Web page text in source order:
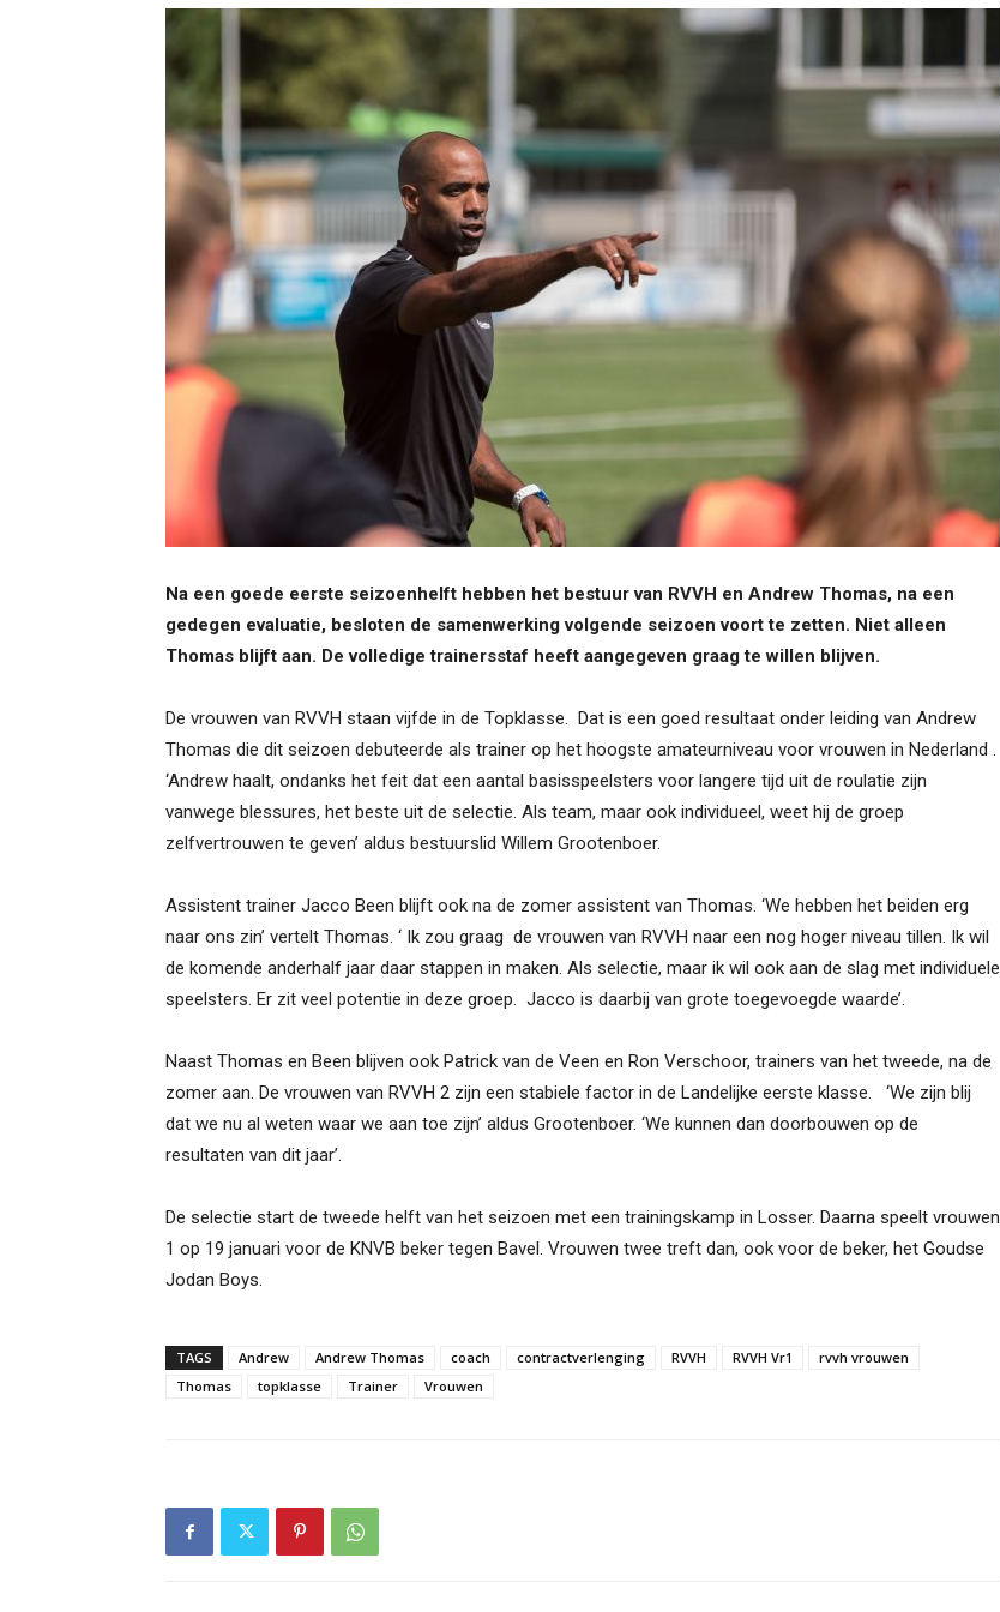
Na een goede eerste seizoenhelft hebben het bestuur van RVVH en Andrew Thomas, na een
gedegen evaluatie, besloten de samenwerking volgende seizoen voort te zetten. Niet alleen
Thomas blijft aan. De volledige trainersstaf heeft aangegeven graag te willen blijven.
De vrouwen van RVVH staan vijfde in de Topklasse. Dat is een goed resultaat onder leiding van Andrew
Thomas die dit seizoen debuteerde als trainer op het hoogste amateurniveau voor vrouwen in Nederland .
‘Andrew haalt, ondanks het feit dat een aantal basisspeelsters voor langere tijd uit de roulatie zijn
vanwege blessures, het beste uit de selectie. Als team, maar ook individueel, weet hij de groep
zelfvertrouwen te geven’ aldus bestuurslid Willem Grootenboer.
Assistent trainer Jacco Been blijft ook na de zomer assistent van Thomas. ‘We hebben het beiden erg
naar ons zin’ vertelt Thomas. ‘ Ik zou graag de vrouwen van RVVH naar een nog hoger niveau tillen. Ik wil
de komende anderhalf jaar daar stappen in maken. Als selectie, maar ik wil ook aan de slag met individuele
speelsters. Er zit veel potentie in deze groep. Jacco is daarbij van grote toegevoegde waarde’.
Naast Thomas en Been blijven ook Patrick van de Veen en Ron Verschoor, trainers van het tweede, na de
zomer aan. De vrouwen van RVVH 2 zijn een stabiele factor in de Landelijke eerste klasse. ‘We zijn blij
dat we nu al weten waar we aan toe zijn’ aldus Grootenboer. ‘We kunnen dan doorbouwen op de
resultaten van dit jaar’.
De selectie start de tweede helft van het seizoen met een trainingskamp in Losser. Daarna speelt vrouwen
1 op 19 januari voor de KNVB beker tegen Bavel. Vrouwen twee treft dan, ook voor de beker, het Goudse
Jodan Boys.
TAGS Andrew Andrew Thomas coach contractverlenging RVVH RVVH Vr1
rvvh vrouwen
Thomas
topklasse Trainer Vrouwen